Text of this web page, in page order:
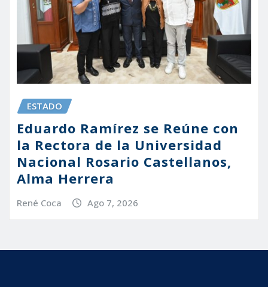
ESTADO
Eduardo Ramírez se Reúne con
la Rectora de la Universidad
Nacional Rosario Castellanos,
Alma Herrera
René Coca Ago 7, 2026